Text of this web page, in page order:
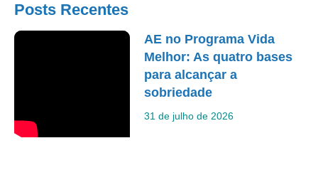
Posts Recentes
AE no Programa Vida
Melhor: As quatro bases
para alcançar a
sobriedade
31 de julho de 2026